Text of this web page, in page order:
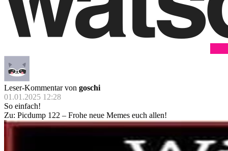
Leser-Kommentar von goschi
01.01.2025 12:28
So einfach!
Zu: Picdump 122 – Frohe neue Memes euch allen!